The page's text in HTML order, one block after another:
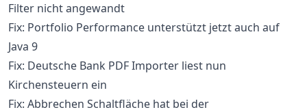
Filter nicht angewandt
Fix: Portfolio Performance unterstützt jetzt auch auf
Java 9
Fix: Deutsche Bank PDF Importer liest nun
Kirchensteuern ein
Fix: Abbrechen Schaltfläche hat bei der